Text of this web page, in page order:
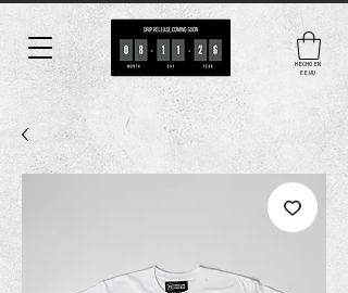
HECHO EN
EE.UU